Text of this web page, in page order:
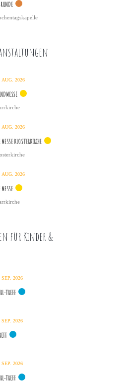
AUG. 2026
AUG. 2026
KLOSTERKIRCHE
AUG. 2026
für Kinder &
SEP. 2026
TREFF
SEP. 2026
SEP. 2026
TREFF